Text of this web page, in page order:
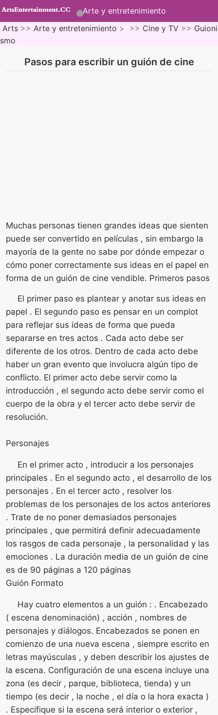
Arte y entretenimiento
Arts >> Arte y entretenimiento > >> Cine y TV >> Guioni
smo
Pasos para escribir un guión de cine
Muchas personas tienen grandes ideas que sienten
puede ser convertido en películas , sin embargo la
mayoría de la gente no sabe por dónde empezar o
cómo poner correctamente sus ideas en el papel en
forma de un guión de cine vendible. Primeros pasos
El primer paso es plantear y anotar sus ideas en
papel . El segundo paso es pensar en un complot
para reflejar sus ideas de forma que pueda
separarse en tres actos . Cada acto debe ser
diferente de los otros. Dentro de cada acto debe
haber un gran evento que involucra algún tipo de
conflicto. El primer acto debe servir como la
introducción , el segundo acto debe servir como el
cuerpo de la obra y el tercer acto debe servir de
resolución.
Personajes
En el primer acto , introducir a los personajes
principales . En el segundo acto , el desarrollo de los
personajes . En el tercer acto , resolver los
problemas de los personajes de los actos anteriores
. Trate de no poner demasiados personajes
principales , que permitirá definir adecuadamente
los rasgos de cada personaje , la personalidad y las
emociones . La duración media de un guión de cine
es de 90 páginas a 120 páginas
Guión Formato
Hay cuatro elementos a un guión : . Encabezado
( escena denominación) , acción , nombres de
personajes y diálogos. Encabezados se ponen en
comienzo de una nueva escena , siempre escrito en
letras mayúsculas , y deben describir los ajustes de
la escena. Configuración de una escena incluye una
zona (es decir , parque, biblioteca, tienda) y un
tiempo (es decir , la noche , el día o la hora exacta )
. Especifique si la escena será interior o exterior ,